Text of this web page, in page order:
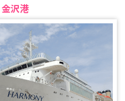
金沢港